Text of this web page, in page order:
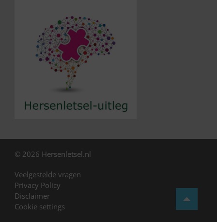
© 2026 Hersenletsel.nl
Veelgestelde vragen
Privacy Policy
Disclaimer
Cookie settings